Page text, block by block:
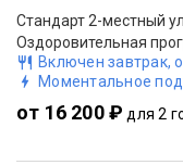
Стандарт 2-местный
Оздоровительная
Включен завтрак,
Моментальное
от 16 200 ₽ для 2